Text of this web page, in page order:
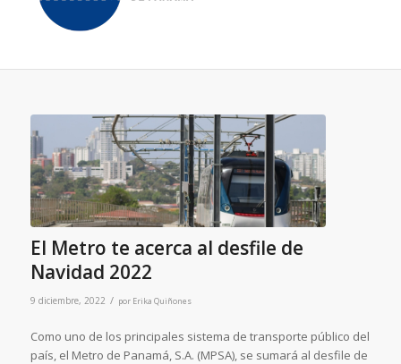
El Metro te acerca al desfile de
Navidad 2022
9 diciembre, 2022 / por Erika Quiñones
Como uno de los principales sistema de transporte público del
país, el Metro de Panamá, S.A. (MPSA), se sumará al desfile de